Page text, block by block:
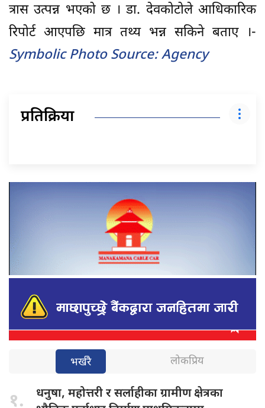
त्रास उत्पन्न भएको छ । डा. देवकोटोले आधिकारिक
रिपोर्ट आएपछि मात्र तथ्य भन्न सकिने बताए ।-
Symbolic Photo Source: Agency
प्रतिक्रिया
भर्खरै लोकप्रिय
१. धनुषा, महोत्तरीर सर्लाहीका ग्रामीण क्षेत्रका